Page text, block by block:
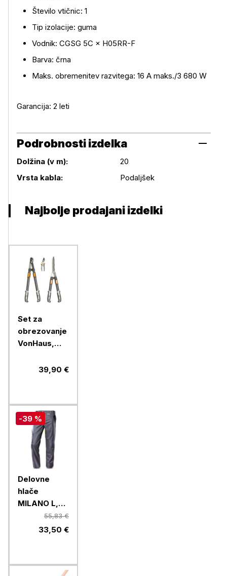
Število vtičnic: 1
Tip izolacije: guma
Vodnik: CGSG 5C × H05RR-F
Barva: črna
Maks. obremenitev razvitega: 16 A maks./3 680 W
Garancija: 2 leti
Podrobnosti izdelka
Podrobnosti izdelka
Dolžina (v m):
20
Vrsta kabla:
Podaljšek
Najbolje prodajani izdelki
Set za
obrezovanje
VonHaus,
39,90 €
-39 %
Delovne
hlače
MILANO L,
54 SIVE EN
13688
55,83 €
33,50 €